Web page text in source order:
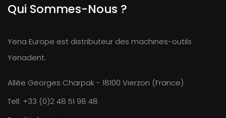
Qui Sommes-Nous ?
Yena Europe est distributeur des machines-outils
Yenadent.
Allée Georges Charpak - 18100 Vierzon (France)
Tell: +33 (0)2 48 51 98 48